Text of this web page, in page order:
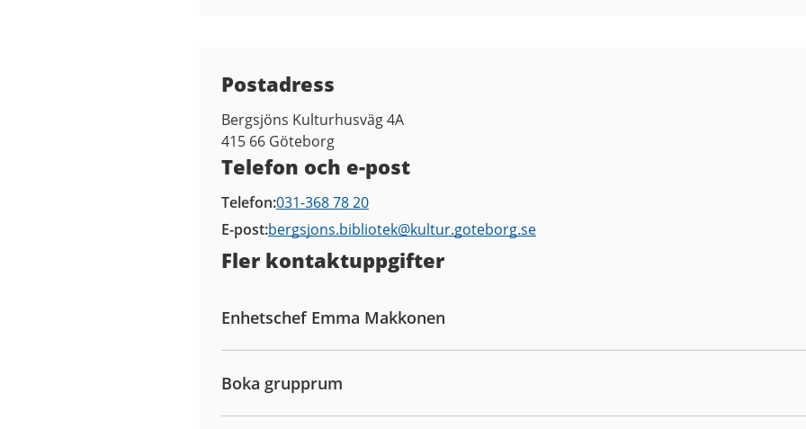
Postadress
Bergsjöns Kulturhusväg 4A
415 66 Göteborg
Telefon och e-post
Telefon 031-368 78 20
E-post bergsjons.bibliotek@kultur.goteborg.se
Fler kontaktuppgifter
Enhetschef Emma Makkonen
Boka grupprum